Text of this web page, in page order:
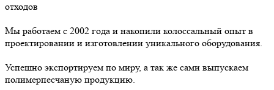
отходов
Мы работаем с 2002 года и накопили колоссальный опыт в
проектировании и изготовлении уникального оборудования.
Успешно экспортируем по миру, а так же сами выпускаем
полимерпесчаную продукцию.